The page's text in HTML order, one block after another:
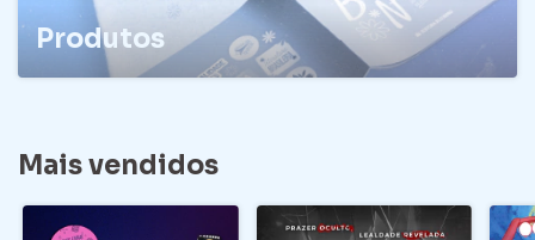
Produtos
Mais vendidos